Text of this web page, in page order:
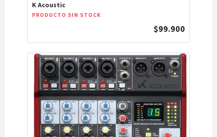
K Acoustic
PRODUCTO SIN STOCK
$99.900